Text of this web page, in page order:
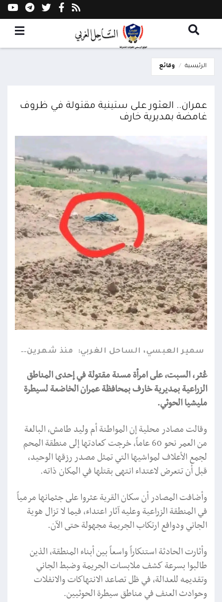
الرئيسية وقائع
عمران.. العثور على ستينية مقتولة في ظروف
غامضة بمديرية خارف
سمير العبسي، الساحل الغربي: منذ شهرين
عُثر، السبت، على امرأة مسنة مقتولة في إحدى المناطق
الزراعية بمديرية خارف بمحافظة عمران الخاضعة لسيطرة
مليشيا الحوثي.
وقالت مصادر محلية إن المواطنة أم وليد طامش، البالغة
من العمر نحو 60 عاماً، خرجت كعادتها إلى منطقة المحم
لجمع الأعلاف لمواشيها التي تمثل مصدر رزقها الوحيد،
قبل أن تتعرض لاعتداء انتهى بقتلها في المكان ذاته.
وأضافت المصادر أن سكان القرية عثروا على جثمانها مرمياً
في المنطقة الزراعية وعليه آثار اعتداء، فيما لا تزال هوية
الجاني ودوافع ارتكاب الجريمة مجهولة حتى الآن.
وأثارت الحادثة استنكاراً واسعاً بين أبناء المنطقة، الذين
طالبوا بسرعة كشف ملابسات الجريمة وضبط الجاني
وتقديمه للعدالة، في ظل تصاعد الانتهاكات والانفلات
وحوادث العنف في مناطق سيطرة الحوثيين.